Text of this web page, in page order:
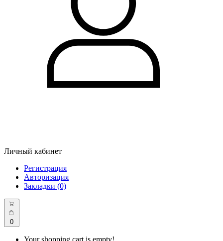
Личный кабинет
Регистрация
Авторизация
Закладки (0)
0
Your shopping cart is empty!